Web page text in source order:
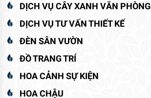
DỊCH VỤ CÂY XANH VĂN PHÒNG
DỊCH VỤ TƯ VẤN THIẾT KẾ
ĐÈN SÂN VƯỜN
ĐỒ TRANG TRÍ
HOA CẢNH SỰ KIỆN
HOA CHẬU